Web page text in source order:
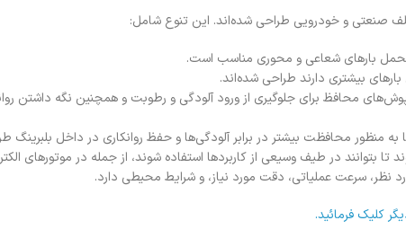
صنعتی و خودرویی طراحی شده‌اند. این تنوع شامل:
بارهای شعاعی و محوری مناسب است.
بیشتری دارند طراحی شده‌اند.
محافظ برای جلوگیری از ورود آلودگی و رطوبت و همچنین نگه
به منظور محافظت بیشتر در برابر آلودگی‌ها و حفظ روانکاری در داخل بلبرینگ
بتوانند در طیف وسیعی از کاربردها استفاده شوند، از جمله در موتورهای
نظر، سرعت عملیاتی، دقت مورد نیاز، و شرایط محیطی دارد.
کلیک فرمائید.